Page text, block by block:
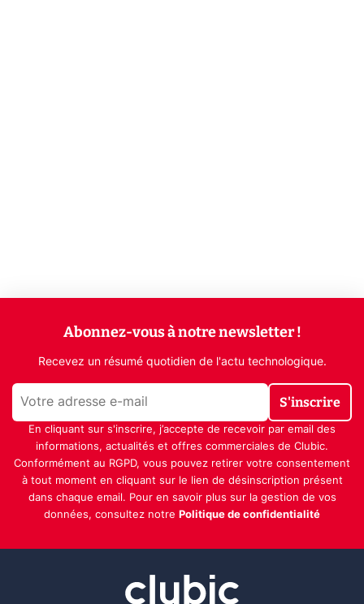
Abonnez-vous à notre newsletter !
Recevez un résumé quotidien de l'actu technologique.
S'inscrire
En cliquant sur s'inscrire, j’accepte de recevoir par email des
informations, actualités et offres commerciales de Clubic.
Conformément au RGPD, vous pouvez retirer votre consentement
à tout moment en cliquant sur le lien de désinscription présent
dans chaque email. Pour en savoir plus sur la gestion de vos
données, consultez notre Politique de confidentialité